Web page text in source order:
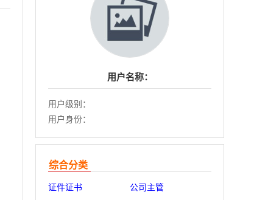
用户名称：
用户级别：
用户身份：
综合分类
证件证书
公司主管